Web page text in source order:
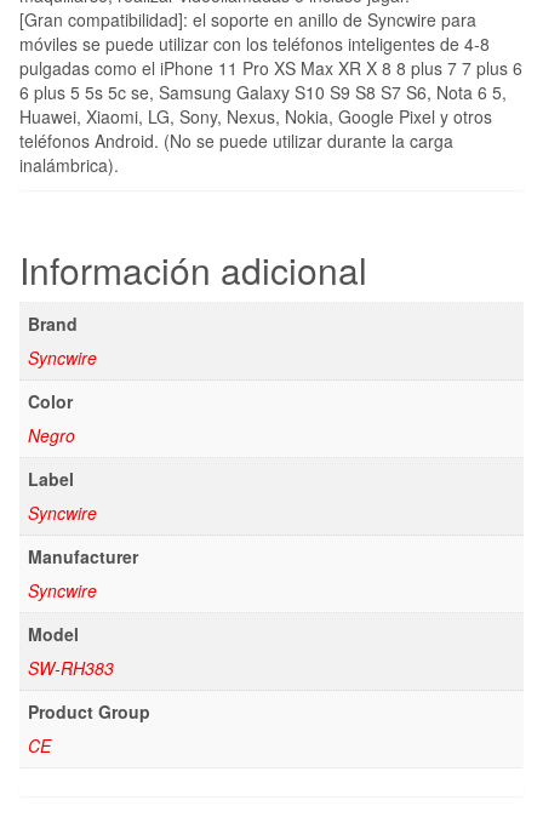
[Gran compatibilidad]: el soporte en anillo de Syncwire para
móviles se puede utilizar con los teléfonos inteligentes de 4-8
pulgadas como el iPhone 11 Pro XS Max XR X 8 8 plus 7 7 plus 6
6 plus 5 5s 5c se, Samsung Galaxy S10 S9 S8 S7 S6, Nota 6 5,
Huawei, Xiaomi, LG, Sony, Nexus, Nokia, Google Pixel y otros
teléfonos Android. (No se puede utilizar durante la carga
inalámbrica).
Información adicional
Brand
Syncwire
Color
Negro
Label
Syncwire
Manufacturer
Syncwire
Model
SW-RH383
Product Group
CE